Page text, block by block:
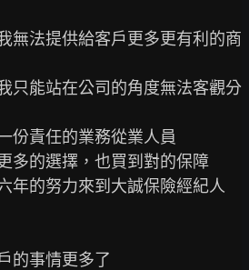
無法提供給客戶更多更有利的商
只能站在公司的角度無法客觀分
份責任的業務從業人員
多的選擇，也買到對的保障
年的努力來到大誠保險經紀人
的事情更多了